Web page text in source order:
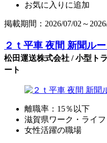
お気に入りに追加
掲載期間：2026/07/02～
２ｔ平車 夜間 新聞ル
松田運送株式会社 / 小型ト
ート
離職率：15％以下
滋賀県ワーク・ライ
女性活躍の職場